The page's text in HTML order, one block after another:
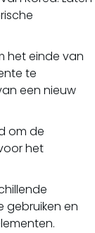
het einde van
te
een nieuw
om de
het
gebruiken en